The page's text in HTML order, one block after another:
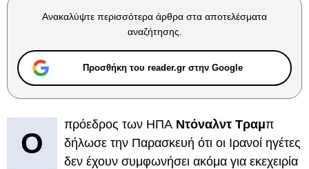
Ανακαλύψτε περισσότερα άρθρα στα αποτελέσματα
αναζήτησης.
Προσθήκη του reader.gr στην Google
O
πρόεδρος των ΗΠΑ Ντόναλντ Τραμπ
δήλωσε την Παρασκευή ότι οι Ιρανοί ηγέτες
δεν έχουν συμφωνήσει ακόμα για εκεχειρία